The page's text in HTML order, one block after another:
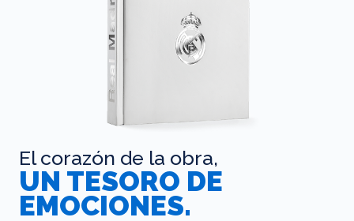
El corazón de la obra,
UN TESORO DE
EMOCIONES.